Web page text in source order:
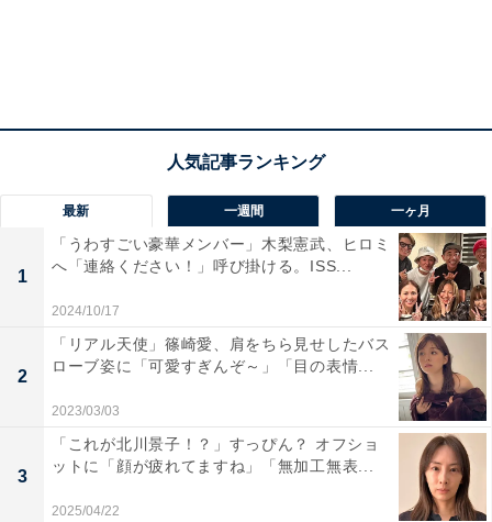
最新 一週間 一ヶ月
1
「うわすごい豪華メンバー」木梨憲武、ヒロミ
へ「連絡ください！」呼び掛ける。ISS...
2024/10/17
2
「リアル天使」篠崎愛、肩をちら見せしたバス
ローブ姿に「可愛すぎんぞ～」「目の表情...
2023/03/03
3
「これが北川景子！？」すっぴん？ オフショ
ットに「顔が疲れてますね」「無加工無表...
2025/04/22